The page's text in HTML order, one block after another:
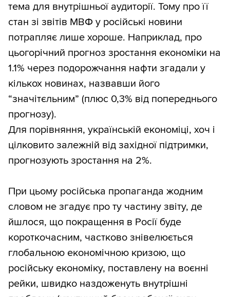
тема для внутрішньої аудиторії. Тому про її
стан зі звітів МВФ у російські новини
потрапляє лише хороше. Наприклад, про
цьогорічний прогноз зростання економіки на
1.1% через подорожчання нафти згадали у
кількох новинах, назвавши його
“значітєльним” (плюс 0,3% від попереднього
прогнозу).
Для порівняння, українській економіці, хоч і
цілковито залежній від західної підтримки,
прогнозують зростання на 2%.
При цьому російська пропаганда жодним
словом не згадує про ту частину звіту, де
йшлося, що покращення в Росії буде
короткочасним, частково знівелюється
глобальною економічною кризою, що
російську економіку, поставлену на воєнні
рейки, швидко наздоженуть внутрішні